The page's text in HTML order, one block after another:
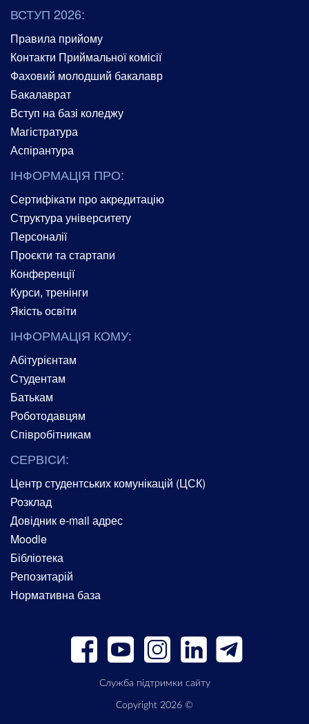
ВСТУП 2026:
Правила прийому
Контакти Приймальної комісії
Фаховий молодший бакалавр
Бакалаврат
Вступ на базі коледжу
Магістратура
Аспірантура
ІНФОРМАЦІЯ ПРО:
Сертифікати про акредитацію
Структура університету
Персоналії
Проєкти та стартапи
Конференції
Курси, тренінги
Якість освіти
ІНФОРМАЦІЯ КОМУ:
Абітурієнтам
Студентам
Батькам
Роботодавцям
Співробітникам
СЕРВІСИ:
Центр студентських комунікацій (ЦСК)
Розклад
Довідник e-mail адрес
Moodle
Бібліотека
Репозитарій
Нормативна база
Служба підтримки сайту
Copyright 2026 ©